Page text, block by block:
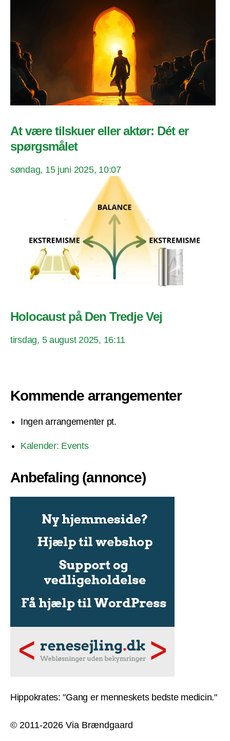
At være tilskuer eller aktør: Dét er
spørgsmålet
søndag, 15 juni 2025, 10:07
Holocaust på Den Tredje Vej
tirsdag, 5 august 2025, 16:11
Kommende arrangementer
Ingen arrangementer pt.
Kalender: Events
Anbefaling (annonce)
Hippokrates: "Gang er menneskets bedste medicin."
© 2011-2026 Via Brændgaard